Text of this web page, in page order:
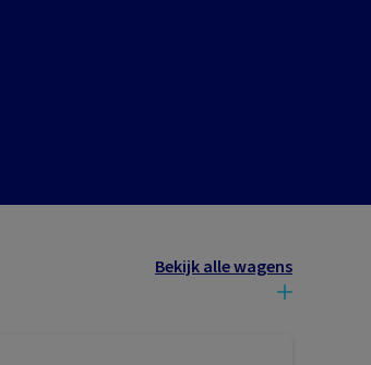
Bekijk alle wagens